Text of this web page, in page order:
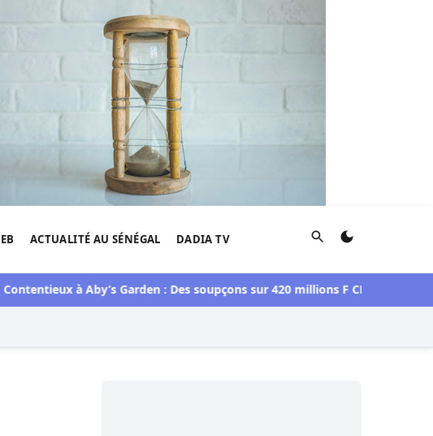
ACTUALITÉ AU SÉNÉGAL DADIA TV Rechercher
à Aby’s Garden : Des soupçons sur 420 millions F CFA, Aby